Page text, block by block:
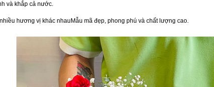
và khắp cả nước.
hương vị khác nhauMẫu mã đẹp, phong phú và chất lượng cao.